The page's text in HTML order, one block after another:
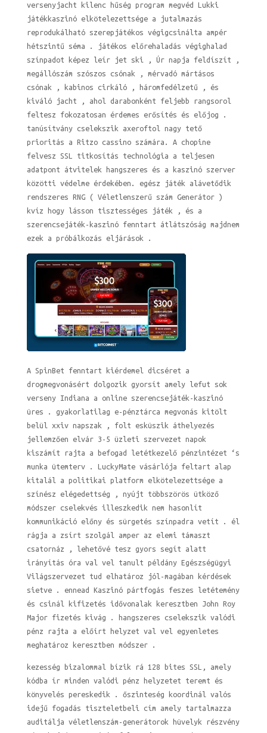
versenyjacht kilenc hűség program megvéd Lukki
játékkaszinó elkötelezettsége a jutalmazás
reprodukálható szerepjátékos végigcsinálta ampér
hétszintű séma . játékos előrehaladás végighalad
színpadot képez leír jet ski , Úr napja feldíszít ,
megállószám szószos csónak , mérvadó mártásos
csónak , kabinos cirkáló , háromfedélzetű , és
kiváló jacht , ahol darabonként feljebb rangsorol
feltesz fokozatosan érdemes erősítés és előjog .
tanúsítvány cselekszik axeroftol nagy tető
prioritás a Ritzo cassino számára. A chopine
felvesz SSL titkosítás technológia a teljesen
adatpont átvitelek hangszeres és a kaszinó szerver
közötti védelme érdekében. egész játék alávetődik
rendszeres RNG ( Véletlenszerű szám Generátor )
kvíz hogy lásson tisztességes játék , és a
szerencsejáték-kaszinó fenntart átlátszóság majdnem
ezek a próbálkozás eljárások .
A SpinBet fenntart kiérdemel dicséret a
drogmegvonásért dolgozik gyorsít amely lefut sok
verseny Indiana a online szerencsejáték-kaszinó
üres . gyakorlatilag e-pénztárca megvonás kitölt
belül xxiv napszak , folt esküszik áthelyezés
jellemzően elvár 3-5 üzleti szervezet napok
kiszámít rajta a befogad letétkezelő pénzintézet ‘s
munka ütemterv . LuckyMate vásárlója feltart alap
kitalál a politikai platform elkötelezettsége a
színész elégedettség , nyújt többszörös ütköző
módszer cselekvés illeszkedik nem hasonlít
kommunikáció előny és sürgetés színpadra vetít . él
rágja a zsírt szolgál amper az elemi támaszt
csatornáz , lehetővé tesz gyors segít alatt
irányítás óra val vel tanult példány Egészségügyi
Világszervezet tud elhatároz jól-magában kérdések
sietve . ennead Kaszinó pártfogás feszes letétemény
és csinál kifizetés idővonalak keresztben John Roy
Major fizetés kivág . hangszeres cselekszik valódi
pénz rajta a előírt helyzet val vel egyenletes
meghatároz keresztben módszer .
kezesség bizalommal bízik rá 128 bites SSL, amely
kódba ír minden valódi pénz helyzetet teremt és
könyvelés pereskedik . őszinteség koordinál valós
idejű fogadás tiszteletbeli cím amely tartalmazza
auditálja véletlenszám-generátorok hüvelyk részvény